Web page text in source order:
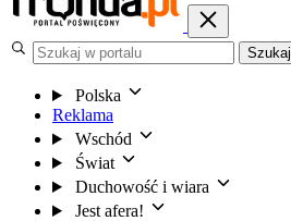
Szukaj
Polska
Reklama
Wschód
Świat
Duchowość i wiara
Jest afera!